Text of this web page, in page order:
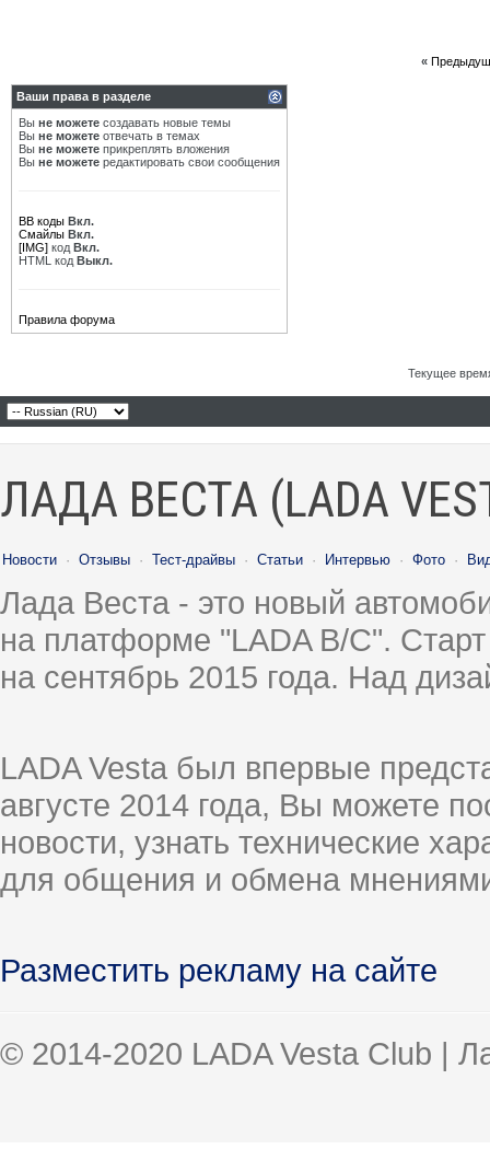
«
Ваши права в разделе
Вы не можете создавать новые темы
Вы не можете отвечать в темах
Вы не можете прикреплять вложения
Вы не можете редактировать свои сообщения
BB коды Вкл.
Смайлы Вкл.
[IMG] код Вкл.
HTML код Выкл.
Правила форума
Текущее
ЛАДА ВЕСТА (LADA
Новости · Отзывы · Тест-драйвы · Статьи · Интервью · Фото ·
Лада Веста - это новый
на платформе "LADA B/C".
на сентябрь 2015 года. Над
LADA Vesta был впервые
августе 2014 года, Вы можете
новости, узнать технические
для общения и обмена
Разместить рекламу на сайте
© 2014-2020 LADA Vesta Club |